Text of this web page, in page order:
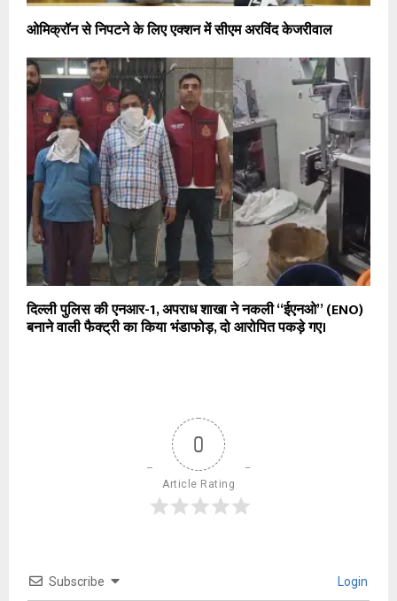
ओमिक्रॉन से निपटने के लिए एक्शन में सीएम अरविंद केजरीवाल
दिल्ली पुलिस की एनआर-1, अपराध शाखा ने नकली “ईएनओ” (ENO)
बनाने वाली फैक्ट्री का किया भंडाफोड़, दो आरोपित पकड़े गए।
0
Article Rating
Subscribe Login